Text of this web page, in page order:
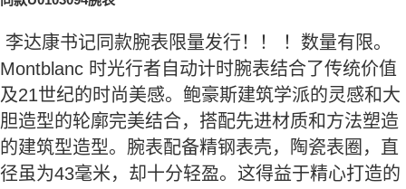
李达康书记同款腕表限量发行！！ ！数量有限。
Montblanc 时光行者自动计时腕表结合了传统价值
及21世纪的时尚美感。鲍豪斯建筑学派的灵感和大
胆造型的轮廓完美结合，搭配先进材质和方法塑造
的建筑型造型。腕表配备精钢表壳，陶瓷表圈，直
径虽为43毫米，却十分轻盈。这得益于精心打造的